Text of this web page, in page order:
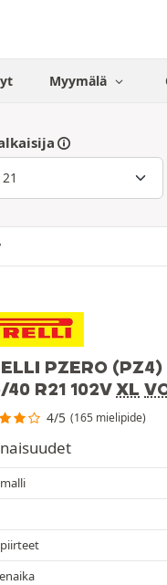
Myymälä
PZERO (PZ4)
40 R21 102VXL
4/5 (165 mielipide)